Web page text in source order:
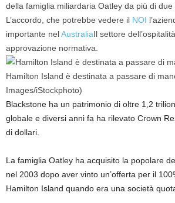
della famiglia miliardaria Oatley da più di due
L’accordo, che potrebbe vedere il NOI
importante nelAustraliaIl settore
approvazione normativa.
Hamilton Island è destinata a passare di
Images/iStockphoto)
Blackstone ha un patrimonio di oltre 1,2
globale e diversi anni fa ha rilevato Crown
di dollari.
La famiglia Oatley ha acquisito la popolare
nel 2003 dopo aver vinto un’offerta per il
Hamilton Island quando era una società